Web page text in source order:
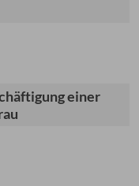
einer